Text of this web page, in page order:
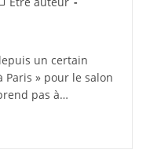
un certain
Paris » pour le salon
pas à…